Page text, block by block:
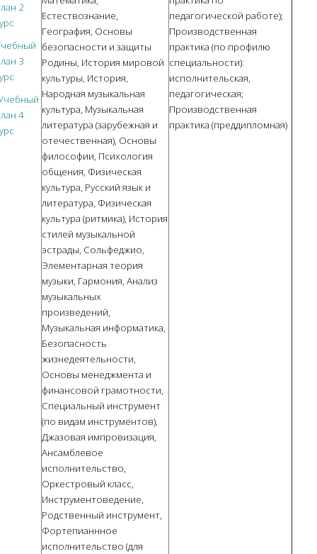
2
3
4
Естествознание,
География, Основы
безопасности и защиты
Родины, История мировой
культуры, История,
Народная музыкальная
культура, Музыкальная
литература (зарубежная и
отечественная), Основы
философии, Психология
общения, Физическая
культура, Русский язык и
литература, Физическая
культура (ритмика), История
стилей музыкальной
эстрады, Сольфеджио,
Элементарная теория
музыки, Гармония, Анализ
музыкальных
произведений,
Музыкальная информатика,
Безопасность
жизнедеятельности,
Основы менеджмента и
финансовой грамотности,
Специальный инструмент
(по видам инструментов),
Джазовая импровизация,
Ансамблевое
исполнительство,
Оркестровый класс,
Инструментоведение,
Родственный инструмент,
Фортепианнное
исполнительство (для
педагогической работе);
Производственная
практика (по профилю
специальности):
исполнительская,
педагогическая;
Производственная
практика (преддипломная)